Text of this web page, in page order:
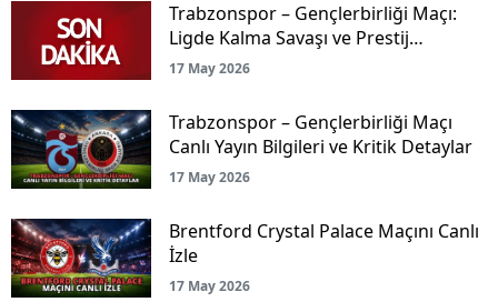
Trabzonspor – Gençlerbirliği Maçı:
Ligde Kalma Savaşı ve Prestij
Mücadelesi Canlı Yayınla Ekranlarda!
17 May 2026
Trabzonspor – Gençlerbirliği Maçı
Canlı Yayın Bilgileri ve Kritik Detaylar
17 May 2026
Brentford Crystal Palace Maçını Canlı
İzle
17 May 2026